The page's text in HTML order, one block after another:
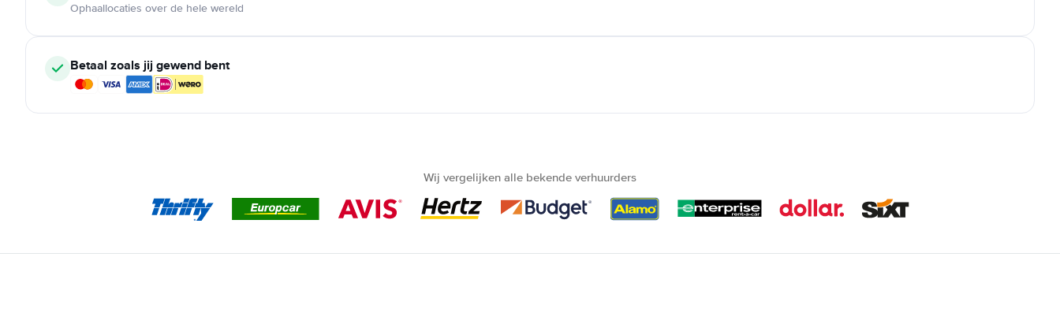
Ophaallocaties over de hele wereld
Betaal zoals jij gewend bent
Wij vergelijken alle bekende verhuurders